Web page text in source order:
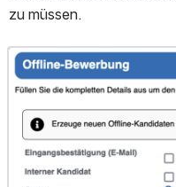
zu müssen.
Open